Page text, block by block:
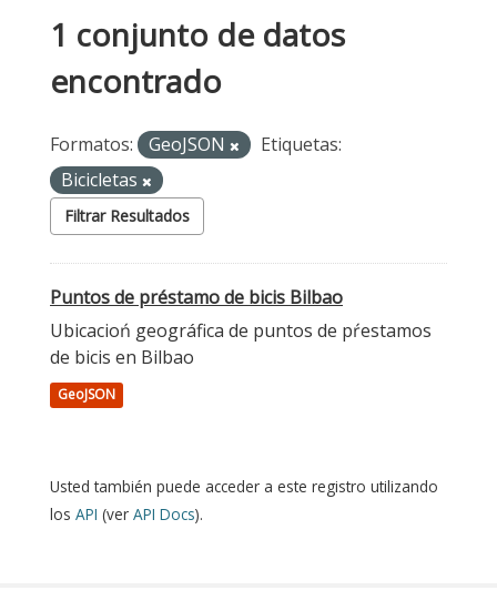
1 conjunto de datos
encontrado
Formatos: GeoJSON
Etiquetas:
Bicicletas
Filtrar Resultados
Puntos de préstamo de bicis Bilbao
Ubicacioń geográfica de puntos de pŕestamos
de bicis en Bilbao
GeoJSON
Usted también puede acceder a este registro utilizando
los API (ver API Docs).